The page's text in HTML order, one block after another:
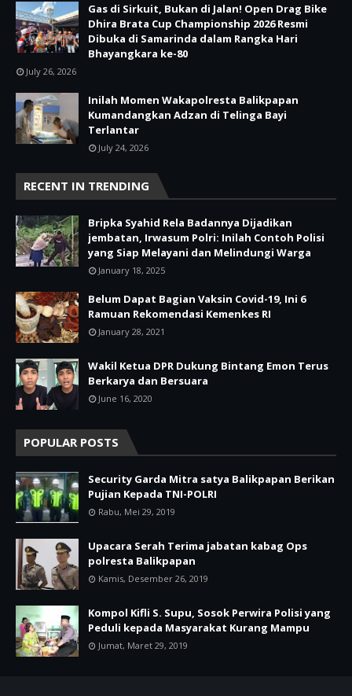
Gas di Sirkuit, Bukan di Jalan! Open Drag Bike
Dhira Brata Cup Championship 2026 Resmi
Dibuka di Samarinda dalam Rangka Hari
Bhayangkara ke-80
July 26, 2026
Inilah Momen Wakapolresta Balikpapan
Kumandangkan Adzan di Telinga Bayi
Terlantar
July 24, 2026
RECENT IN TRENDING
Bripka Syahid Rela Badannya Dijadikan
jembatan, Irwasum Polri: Inilah Contoh Polisi
yang Siap Melayani dan Melindungi Warga
January 18, 2025
Belum Dapat Bagian Vaksin Covid-19, Ini 6
Ramuan Rekomendasi Kemenkes RI
January 28, 2021
Wakil Ketua DPR Dukung Bintang Emon Terus
Berkarya dan Bersuara
June 16, 2020
POPULAR POSTS
Security Garda Mitra satya Balikpapan Berikan
Pujian Kepada TNI-POLRI
Rabu, Mei 29, 2019
Upacara Serah Terima jabatan kabag Ops
polresta Balikpapan
Kamis, Desember 26, 2019
Kompol Kifli S. Supu, Sosok Perwira Polisi yang
Peduli kepada Masyarakat Kurang Mampu
Jumat, Maret 29, 2019